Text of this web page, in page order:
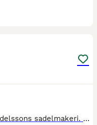
Fin loksele med bågdeckel från Ädelssons sadelmakeri. Lokorna är storlek 32”, bakselen är storlek full samt huvudlaget är storlek full. Bettet är en Liverpool-stång och storlek 12,5. Finns även en ro